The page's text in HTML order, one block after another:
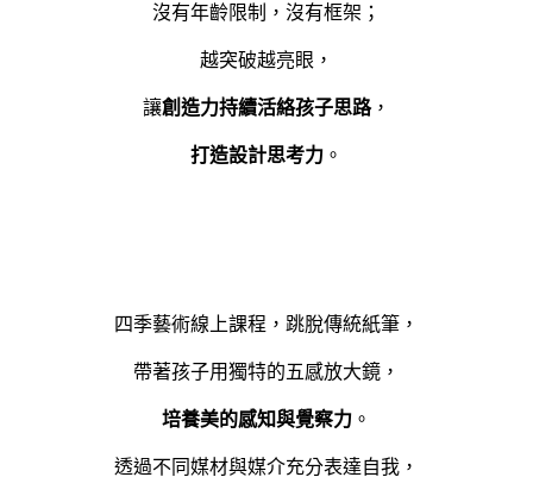
沒有年齡限制，沒有框架；
越突破越亮眼，
讓創造力持續活絡孩子思路，
打造設計思考力 。
四季藝術線上課程，跳脫傳統紙筆，
帶著孩子用獨特的五感放大鏡，
培養美的感知與覺察力 。
透過不同媒材與媒介充分表達自我，